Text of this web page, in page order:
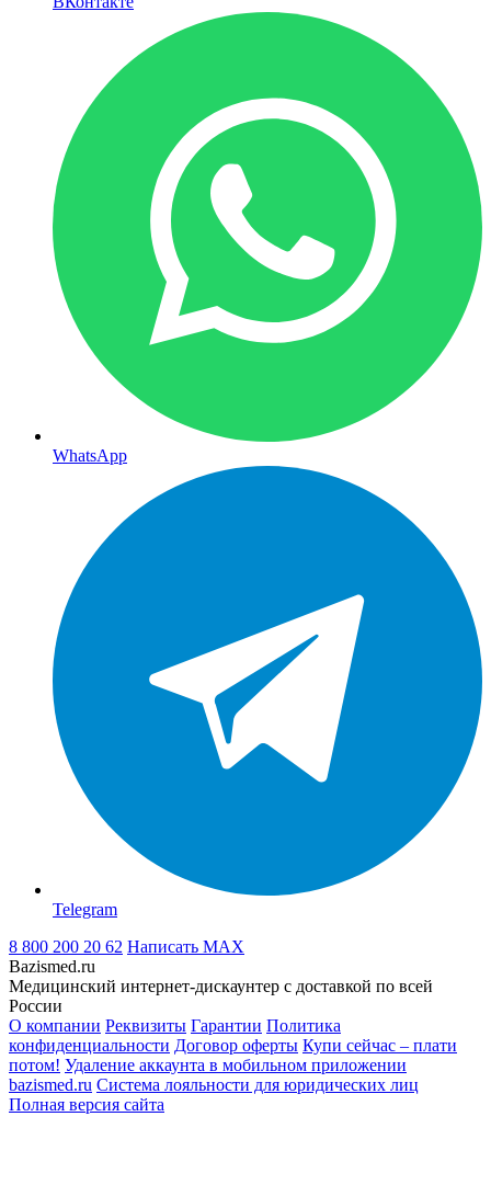
WhatsApp
Telegram
8 800 200 20 62 Написать MAX
Bazismed.ru
Медицинский интернет-дискаунтер с доставкой по всей
России
О компании Реквизиты Гарантии Политика
конфиденциальности Договор оферты Купи сейчас – плати
потом! Удаление аккаунта в мобильном приложении
bazismed.ru Система лояльности для юридических лиц
Полная версия сайта